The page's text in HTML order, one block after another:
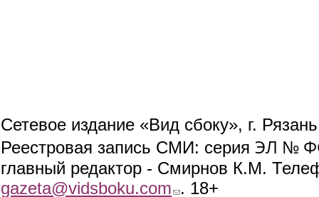
Сетевое издание «Вид сбоку», г.
Реестровая запись СМИ: серия ЭЛ №
главный редактор - Смирнов К.М.
gazeta@vidsboku.com (link sends e-mail)
. 18+